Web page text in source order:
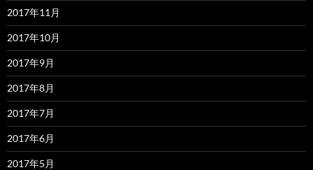
2017年11月
2017年10月
2017年9月
2017年8月
2017年7月
2017年6月
2017年5月